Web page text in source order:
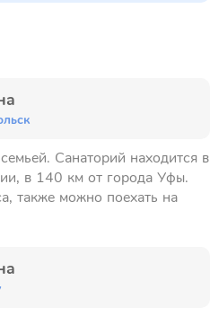
Санаторий находится в
в 140 км от города Уфы.
также можно поехать на